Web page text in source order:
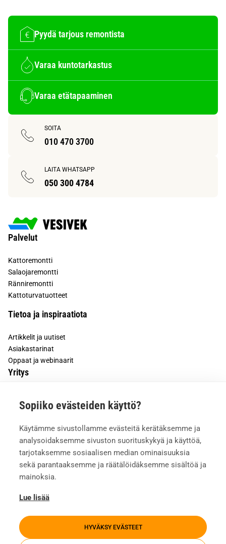
Sopiiko evästeiden käyttö?
Käytämme sivustollamme evästeitä kerätäksemme ja
analysoidaksemme sivuston suorituskykyä ja käyttöä,
tarjotaksemme sosiaalisen median ominaisuuksia
sekä parantaaksemme ja räätälöidäksemme sisältöä ja
mainoksia.
Lue lisää
HYVÄKSY EVÄSTEET
Pyydä tarjous remontista
Varaa kuntotarkastus
Varaa etätapaaminen
SOITA
010 470 3700
LAITA WHATSAPP
050 300 4784
Palvelut
Kattoremontti
Salaojaremontti
Ränniremontti
Kattoturvatuotteet
Tietoa ja inspiraatiota
Artikkelit ja uutiset
Asiakastarinat
Oppaat ja webinaarit
Yritys
Asiakkaiden kokemuksia
Yhteystiedot
Mediapankki